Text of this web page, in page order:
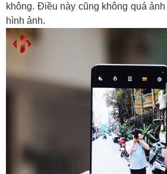
không. Điều này cũng không quá
hình ảnh.